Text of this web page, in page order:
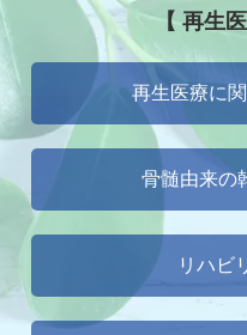
【 再生
再生医療に
骨髄由来の
リハビ